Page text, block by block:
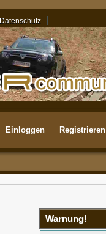
Datenschutz
Einloggen Registrieren
Warnung!